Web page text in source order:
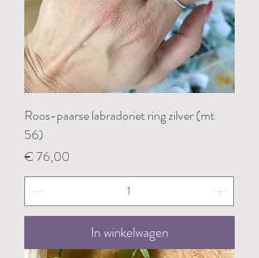
Roos-paarse labradoriet ring zilver (mt
56)
Prijs
€ 76,00
In winkelwagen